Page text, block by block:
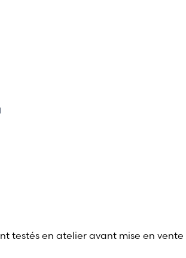
testés en atelier avant mise en vente